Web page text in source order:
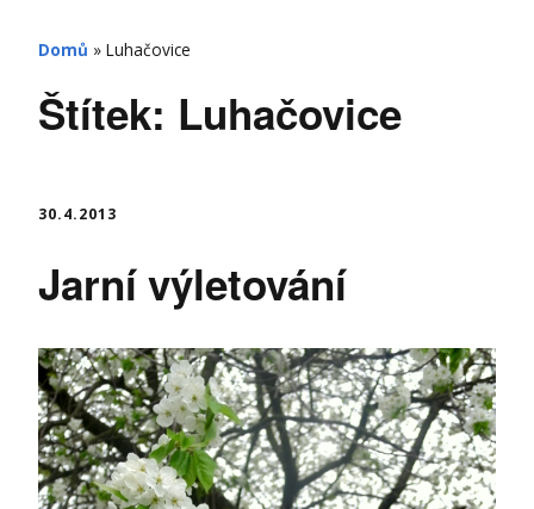
Domů » Luhačovice
Štítek: Luhačovice
30.4.2013
Jarní výletování